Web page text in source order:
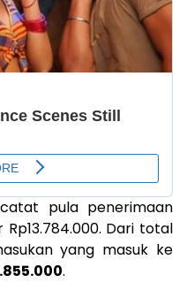
pula penerimaan
Dari total
yang masuk ke
.